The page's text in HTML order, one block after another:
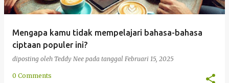
Mengapa kamu tidak mempelajari bahasa-bahasa
ciptaan populer ini?
diposting oleh Teddy Nee pada tanggal Februari 15, 2025
0 Comments